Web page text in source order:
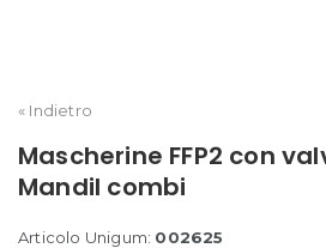
« Indietro
Mascherine FFP2 con
Mandil combi
Articolo Unigum: 002625